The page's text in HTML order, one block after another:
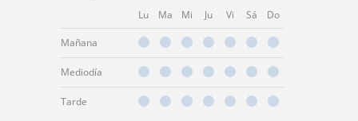
Lu Ma Mi Ju Vi Sá Do
Mañana
Mediodía
Tarde